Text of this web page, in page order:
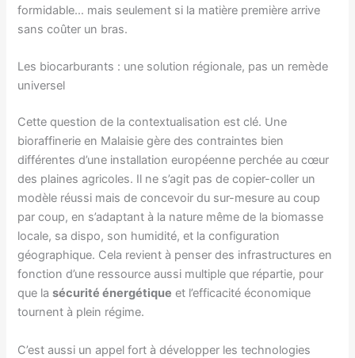
formidable… mais seulement si la matière première arrive
sans coûter un bras.
Les biocarburants : une solution régionale, pas un remède
universel
Cette question de la contextualisation est clé. Une
bioraffinerie en Malaisie gère des contraintes bien
différentes d’une installation européenne perchée au cœur
des plaines agricoles. Il ne s’agit pas de copier-coller un
modèle réussi mais de concevoir du sur-mesure au coup
par coup, en s’adaptant à la nature même de la biomasse
locale, sa dispo, son humidité, et la configuration
géographique. Cela revient à penser des infrastructures en
fonction d’une ressource aussi multiple que répartie, pour
que lasécurité énergétique et l’efficacité économique
tournent à plein régime.
C’est aussi un appel fort à développer les technologies